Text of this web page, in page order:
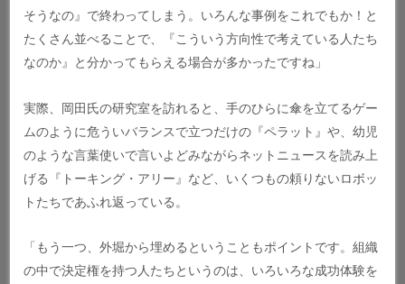
そうなの』で終わってしまう。いろんな事例をこれでもか！と
たくさん並べることで、『こういう方向性で考えている人たち
なのか』と分かってもらえる場合が多かったですね」
実際、岡田氏の研究室を訪れると、手のひらに傘を立てるゲー
ムのように危ういバランスで立つだけの『ペラット』や、幼児
のような言葉使いで言いよどみながらネットニュースを読み上
げる『トーキング・アリー』など、いくつもの頼りないロボッ
トたちであふれ返っている。
「もう一つ、外堀から埋めるということもポイントです。組織
の中で決定権を持つ人たちというのは、いろいろな成功体験を